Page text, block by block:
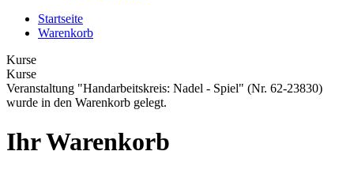
Startseite
Warenkorb
Kurse
Kurse
Veranstaltung "Handarbeitskreis: Nadel - Spiel" (Nr. 62-23830)
wurde in den Warenkorb gelegt.
Ihr Warenkorb